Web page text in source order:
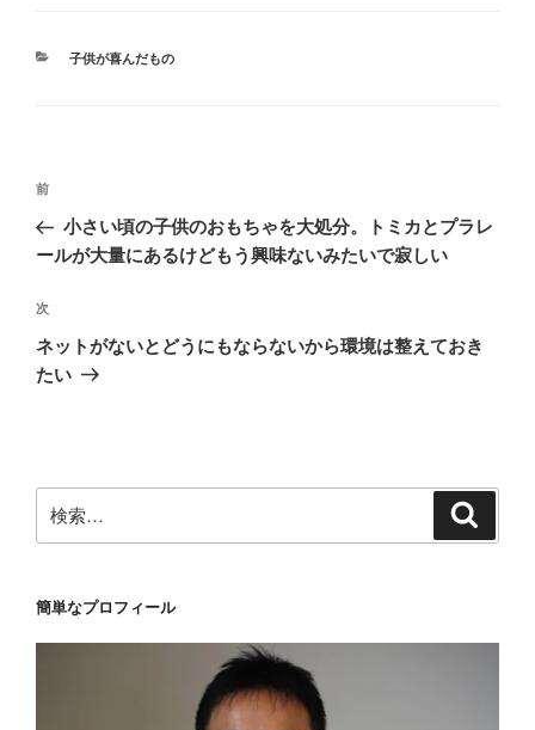
カ
子供が喜んだもの
投
ナ
ゲ
ー
シ
前
の
前
小さい頃の子供のおもちゃを大処分。トミカとプラレ
ールが大量にあるけどもう興味ないみたいで寂しい
次
の
投
次
ネットがないとどうにもならないから環境は整えておき
たい
索:
簡単なプロフィール